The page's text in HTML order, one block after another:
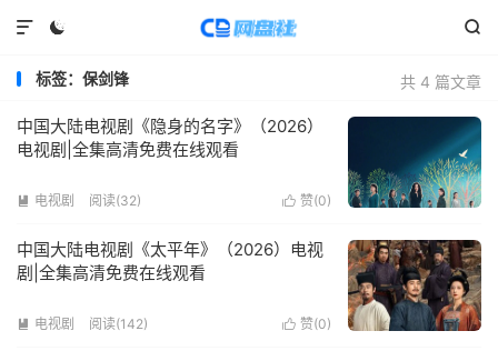
 

共 4 篇文章
标签：保剑锋
中国大陆电视剧《隐身的名字》（2026）
电视剧|全集高清免费在线观看
 赞(0)
 电视剧 阅读(32)
中国大陆电视剧《太平年》（2026）电视
剧|全集高清免费在线观看
 赞(0)
 电视剧 阅读(142)